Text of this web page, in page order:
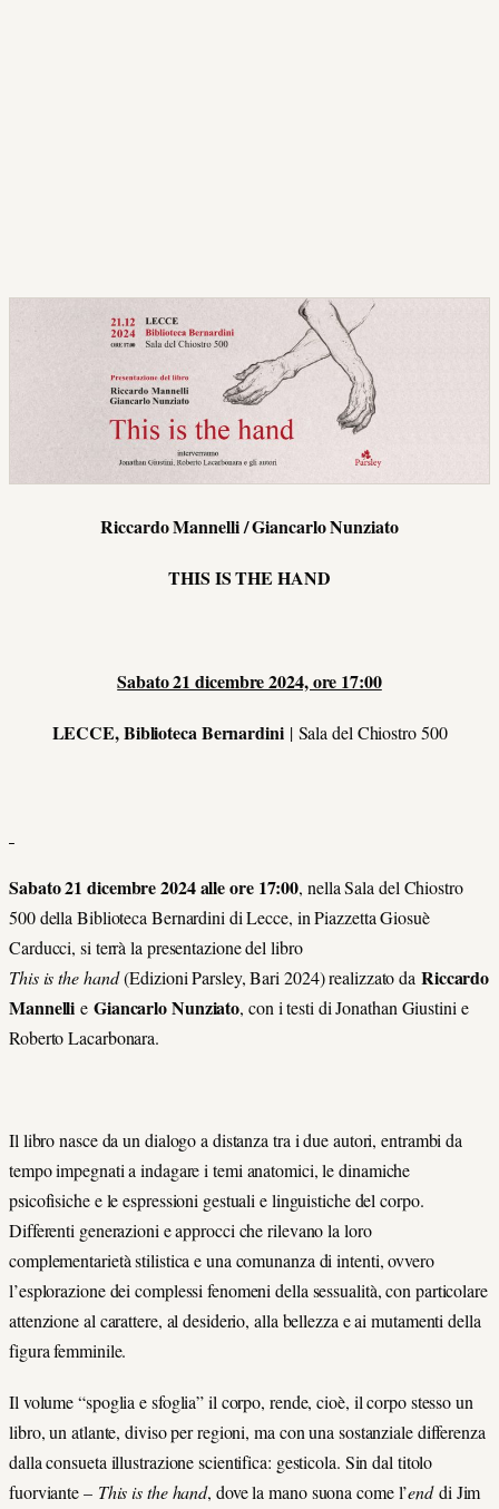
Riccardo Mannelli / Giancarlo Nunziato
THIS IS THE HAND
Sabato 21 dicembre 2024, ore 17:00
LECCE, Biblioteca Bernardini | Sala del Chiostro 500
Sabato 21 dicembre 2024 alle ore 17:00, nella Sala del Chiostro
500 della Biblioteca Bernardini di Lecce, in Piazzetta Giosuè
Carducci, si terrà la presentazione del libro
This is the hand(Edizioni Parsley, Bari 2024) realizzato da Riccardo
Mannelli e Giancarlo Nunziato, con i testi di Jonathan Giustini e
Roberto Lacarbonara.
Il libro nasce da un dialogo a distanza tra i due autori, entrambi da
tempo impegnati a indagare i temi anatomici, le dinamiche
psicofisiche e le espressioni gestuali e linguistiche del corpo.
Differenti generazioni e approcci che rilevano la loro
complementarietà stilistica e una comunanza di intenti, ovvero
l’esplorazione dei complessi fenomeni della sessualità, con particolare
attenzione al carattere, al desiderio, alla bellezza e ai mutamenti della
figura femminile.
Il volume “spoglia e sfoglia” il corpo, rende, cioè, il corpo stesso un
libro, un atlante, diviso per regioni, ma con una sostanziale differenza
dalla consueta illustrazione scientifica: gesticola. Sin dal titolo
fuorviante – This is the hand, dove la mano suona come l’enddi Jim